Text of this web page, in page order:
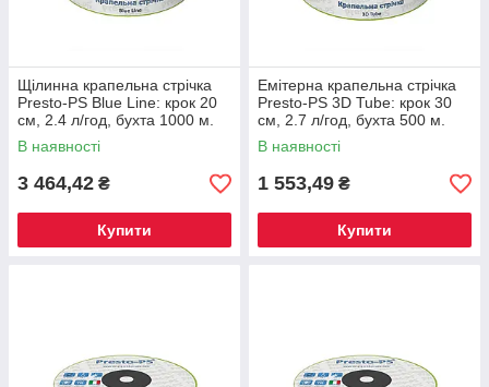
Щілинна крапельна стрічка
Presto-PS Blue Line: крок 20
см, 2.4 л/год, бухта 1000 м.
Оригінал Італія
В наявності
3 464,42 ₴
Купити
Емітерна крапельна стрічка
Presto-PS 3D Tube: крок 30
см, 2.7 л/год, бухта 500 м.
Захист від засмічень
В наявності
1 553,49 ₴
Купити